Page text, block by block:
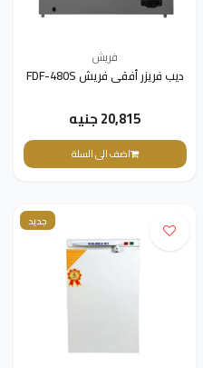
فريش
ديب فريزر أفقى فريش FDF-480S
20,815 جنيه
اضف الى السلة
جديد